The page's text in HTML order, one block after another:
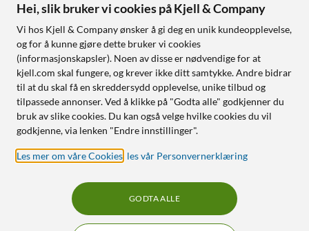
Følg oss
Handle fra:
Sverige
Norge
Hei, slik bruker vi cookies på Kjell & Company
Vi hos Kjell & Company ønsker å gi deg en unik kundeopplevelse,
og for å kunne gjøre dette bruker vi cookies
(informasjonskapsler). Noen av disse er nødvendige for at
kjell.com skal fungere, og krever ikke ditt samtykke. Andre bidrar
til at du skal få en skreddersydd opplevelse, unike tilbud og
tilpassede annonser. Ved å klikke på "Godta alle" godkjenner du
bruk av slike cookies. Du kan også velge hvilke cookies du vil
godkjenne, via lenken "Endre innstillinger".
Les mer om våre Cookies les vår Personvernerklæring
GODTA ALLE